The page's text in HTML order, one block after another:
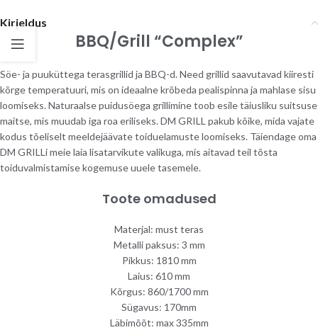
Kirjeldus
BBQ/Grill “Complex”
Söe- ja puuküttega terasgrillid ja BBQ-d. Need grillid saavutavad kiiresti
kõrge temperatuuri, mis on ideaalne krõbeda pealispinna ja mahlase sisu
loomiseks. Naturaalse puidusöega grillimine toob esile täiusliku suitsuse
maitse, mis muudab iga roa eriliseks. DM GRILL pakub kõike, mida vajate
kodus tõeliselt meeldejäävate toiduelamuste loomiseks. Täiendage oma
DM GRILLi meie laia lisatarvikute valikuga, mis aitavad teil tõsta
toiduvalmistamise kogemuse uuele tasemele.
Toote omadused
Materjal: must teras
Metalli paksus: 3 mm
Pikkus: 1810 mm
Laius: 610 mm
Kõrgus: 860/1700 mm
Sügavus: 170mm
Läbimõõt: max 335mm